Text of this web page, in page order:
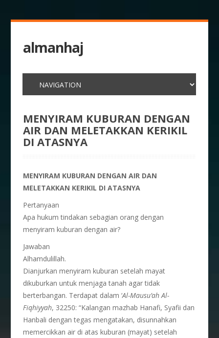
almanhaj
MENYIRAM KUBURAN DENGAN
AIR DAN MELETAKKAN KERIKIL
DI ATASNYA
MENYIRAM KUBURAN DENGAN AIR DAN
MELETAKKAN KERIKIL DI ATASNYA
Pertanyaan
Apa hukum tindakan sebagian orang dengan
menyiram kuburan dengan air?
Jawaban
Alhamdulillah.
Dianjurkan menyiram kuburan setelah mayat
dikuburkan untuk menjaga tanah agar tidak
berterbangan. Terdapat dalam ‘Al-Mausu’ah Al-
Fiqhiyyah, 32250: “Kalangan mazhab Hanafi, Syafii dan
Hanbali dengan tegas mengatakan, disunnahkan
memercikkan air di atas kuburan (mayat) setelah